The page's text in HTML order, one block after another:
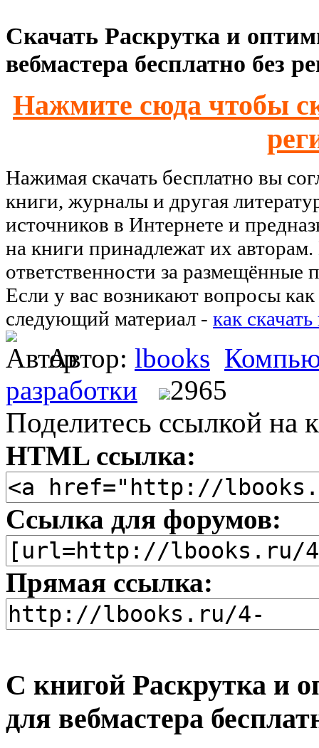
Скачать Раскрутка и
вебмастера бесплатно без
Нажмите сюда чтобы
Нажимая скачать бесплатно вы
книги, журналы и другая
источников в Интернете и
на книги принадлежат их
ответственности за размещённые
Если у вас возникают вопросы как
следующий материал - как
Автор: lbooks
разработки
2965
Поделитесь ссылкой на
HTML ссылка:
Ссылка для форумов:
Прямая ссылка:
С книгой Раскрутка и
для вебмастера